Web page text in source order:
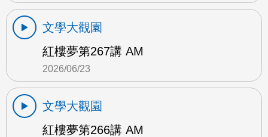
文學大觀園
紅樓夢第267講 AM
2026/06/23
文學大觀園
紅樓夢第266講 AM